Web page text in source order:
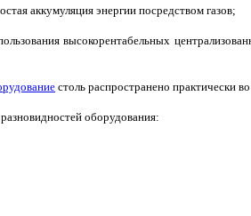
аккумуляция энергии посредством газов;
высокорентабельных
столь распространено практически
оборудования: